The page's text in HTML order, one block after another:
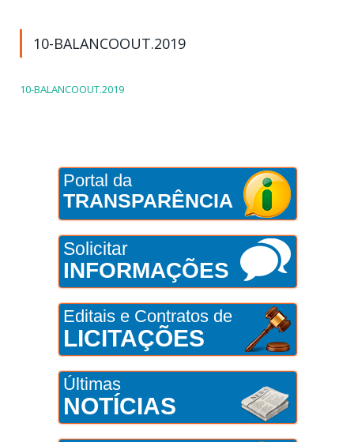
10-BALANCOOUT.2019
10-BALANCOOUT.2019
Portal da
TRANSPARÊNCIA
Solicitar
INFORMAÇÕES
Editais e Contratos de
LICITAÇÕES
Últimas
NOTÍCIAS